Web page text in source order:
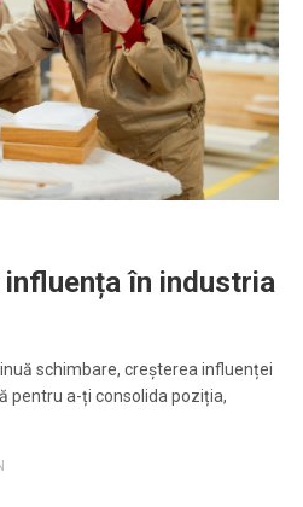
în industria
schimbare, creșterea influenței
pentru a-ți consolida poziția,